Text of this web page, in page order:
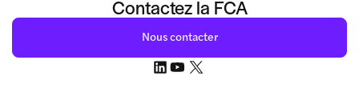
Contactez la FCA
Nous contacter